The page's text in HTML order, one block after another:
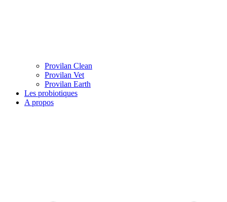
Provilan Clean
Provilan Vet
Provilan Earth
Les probiotiques
A propos